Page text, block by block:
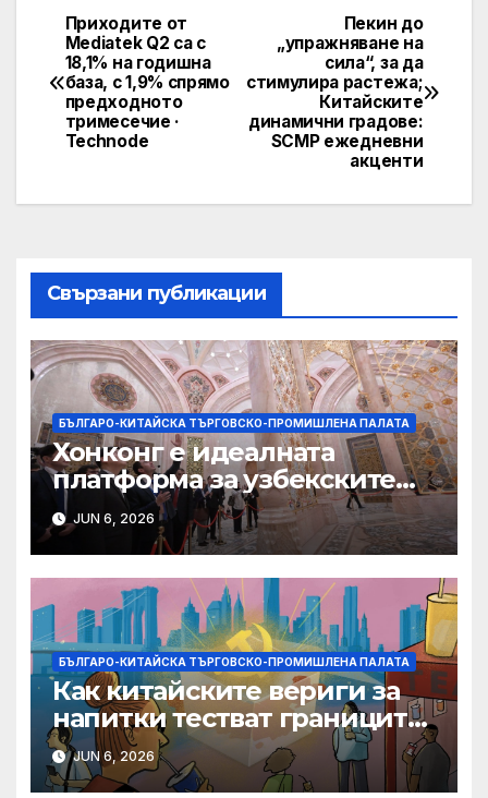
Post
navigation
Пекин до
„упражняване на
сила“, за да
стимулира растежа;
Китайските
динамични градове:
SCMP ежедневни
акценти
Приходите от
Mediatek Q2 са с
18,1% на годишна
база, с 1,9% спрямо
предходното
тримесечие ·
Technode
Свързани публикации
БЪЛГАРО-КИТАЙСКА ТЪРГОВСКО-ПРОМИШЛЕНА ПАЛАТА
Хонконг е идеалната
платформа за узбекските
фирми да разширят
крилата си в световен
мащаб, казва Джон Лий
JUN 6, 2026
БЪЛГАРО-КИТАЙСКА ТЪРГОВСКО-ПРОМИШЛЕНА ПАЛАТА
Как китайските вериги за
напитки тестват границите
на меката сила
JUN 6, 2026